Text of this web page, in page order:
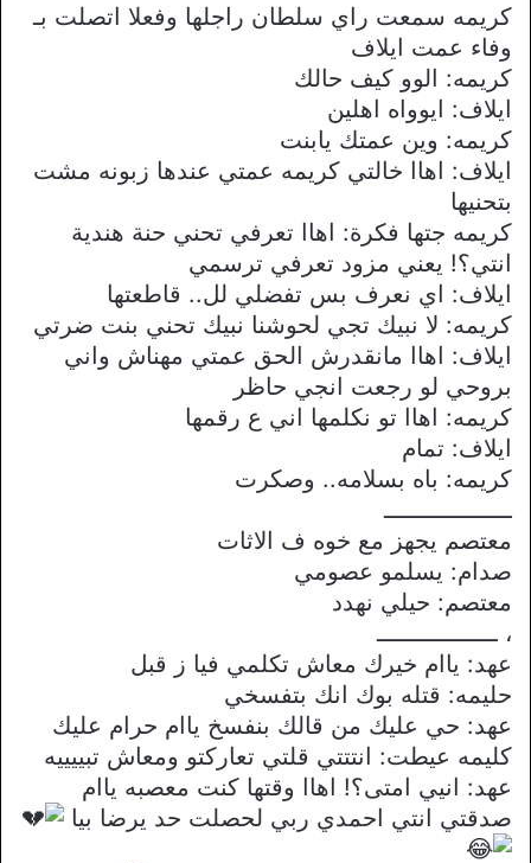
كريمه سمعت راي سلطان راجلها وفعلا اتصلت بـ
وفاء عمت ايلاف
كريمه: الوو كيف حالك
ايلاف: ايوواه اهلين
كريمه: وين عمتك يابنت
ايلاف: اهاا خالتي كريمه عمتي عندها زبونه مشت
بتحنيها
كريمه جتها فكرة: اهاا تعرفي تحني حنة هندية
انتي؟! يعني مزود تعرفي ترسمي
ايلاف: اي نعرف بس تفضلي لل.. قاطعتها
كريمه: لا نبيك تجي لحوشنا نبيك تحني بنت ضرتي
ايلاف: اهاا مانقدرش الحق عمتي مهناش واني
بروحي لو رجعت انجي حاظر
كريمه: اهاا تو نكلمها اني ع رقمها
ايلاف: تمام
كريمه: باه بسلامه.. وصكرت
ــــــــــــــــــ
معتصم يجهز مع خوه ف الاثات
صدام: يسلمو عصومي
معتصم: حيلي نهدد
، ـــــــــــــــــ
عهد: ياام خيرك معاش تكلمي فيا ز قبل
حليمه: قتله بوك انك بتفسخي
عهد: حي عليك من قالك بنفسخ ياام حرام عليك
كليمه عيطت: انتتتي قلتي تعاركتو ومعاش تبييييه
عهد: انيي امتى؟! اهاا وقتها كنت معصبه ياام
صدقتي انتي احمدي ربي لحصلت حد يرضا بيا